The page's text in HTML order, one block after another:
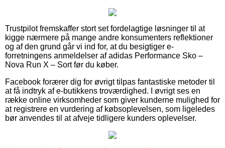
Trustpilot fremskaffer stort set fordelagtige løsninger til at
kigge nærmere på mange andre konsumenters reflektioner
og af den grund går vi ind for, at du besigtiger e-
forretningens anmeldelser af adidas Performance Sko –
Nova Run X – Sort før du køber.
Facebook forærer dig for øvrigt tilpas fantastiske metoder til
at få indtryk af e-butikkens troværdighed. I øvrigt ses en
række online virksomheder som giver kunderne mulighed for
at registrere en vurdering af købsoplevelsen, som ligeledes
bør anvendes til at afveje tidligere kunders oplevelser.